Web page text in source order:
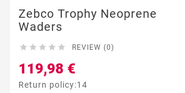
Zebco Trophy Neoprene
Waders
     REVIEW (0)
119,98 €
Return policy:14